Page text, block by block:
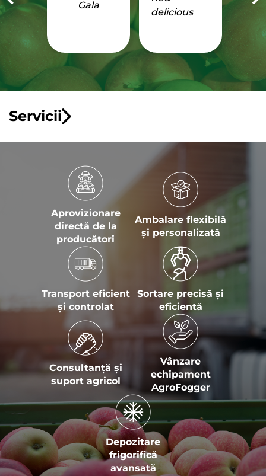
Gala
delicious
Servicii
Aprovizionare
directă de la
producători
Ambalare flexibilă
și personalizată
Transport eficient
și controlat
Sortare precisă și
eficientă
Consultanță și
suport agricol
Vânzare
echipament
AgroFogger
Depozitare
frigorifică
avansată